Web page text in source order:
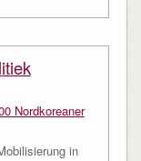
Nordkoreaner
in